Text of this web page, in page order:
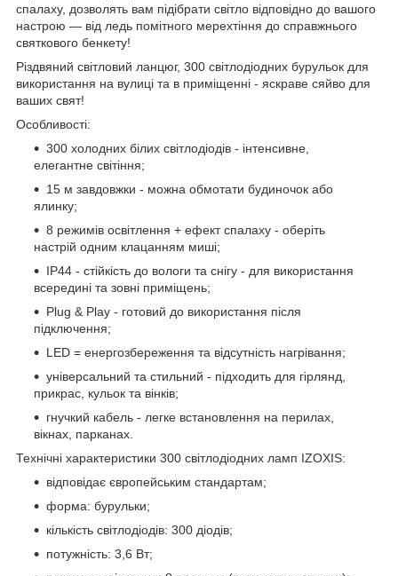
спалаху, дозволять вам підібрати світло відповідно до вашого
настрою — від ледь помітного мерехтіння до справжнього
святкового бенкету!
Різдвяний світловий ланцюг, 300 світлодіодних бурульок для
використання на вулиці та в приміщенні - яскраве сяйво для
ваших свят!
Особливості:
300 холодних білих світлодіодів - інтенсивне,
елегантне світіння;
15 м завдовжки - можна обмотати будиночок або
ялинку;
8 режимів освітлення + ефект спалаху - оберіть
настрій одним клацанням миші;
IP44 - стійкість до вологи та снігу - для використання
всередині та зовні приміщень;
Plug & Play - готовий до використання після
підключення;
LED = енергозбереження та відсутність нагрівання;
універсальний та стильний - підходить для гірлянд,
прикрас, кульок та вінків;
гнучкий кабель - легке встановлення на перилах,
вікнах, парканах.
Технічні характеристики 300 світлодіодних ламп IZOXIS:
відповідає європейським стандартам;
форма: бурульки;
кількість світлодіодів: 300 діодів;
потужність: 3,6 Вт;